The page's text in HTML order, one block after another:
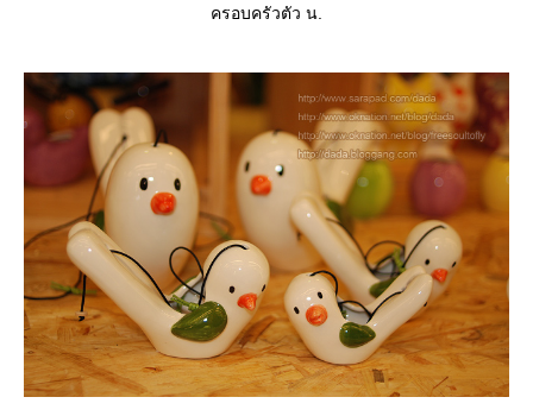
ครอบครัวตัว น.